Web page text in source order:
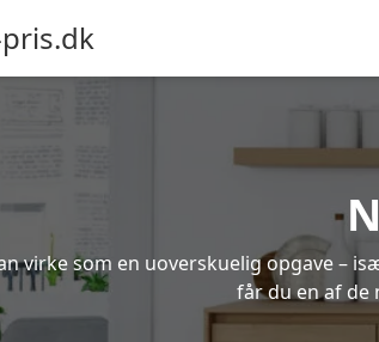
virke som en uoverskuelig opgave –
får du en af de